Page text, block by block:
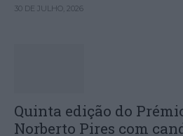
30 DE JULHO, 2026
Quinta edição do
Norberto Pires com